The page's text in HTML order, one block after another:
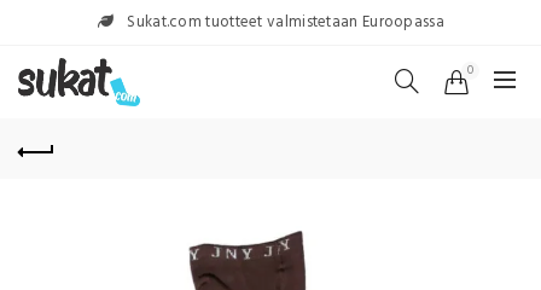
Sukat.com tuotteet valmistetaan Euroopassa
0